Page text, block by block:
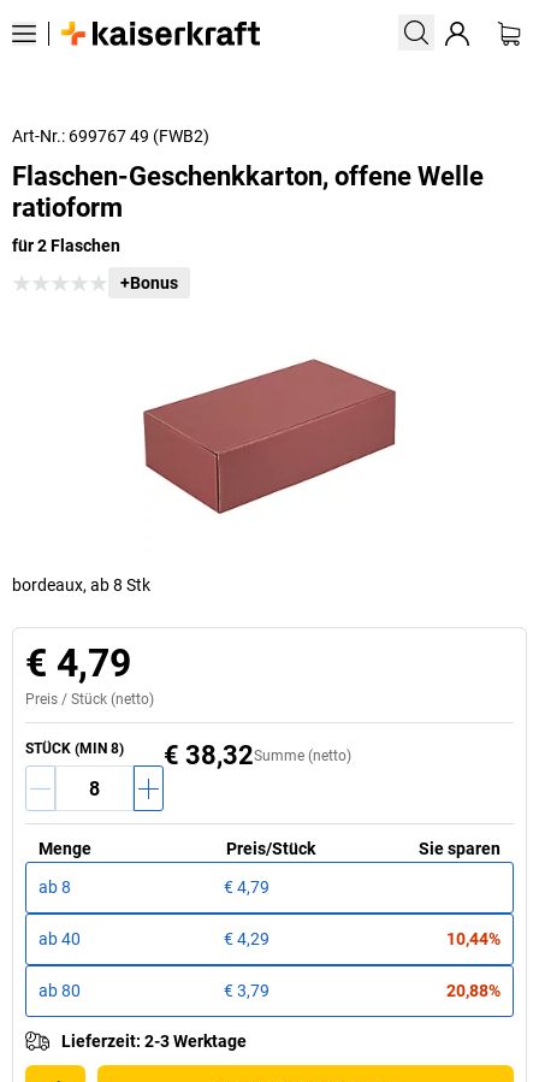
Art-Nr.: 699767 49 (FWB2)
Flaschen-Geschenkkarton, offene Welle
ratioform
für 2 Flaschen
+Bonus
bordeaux, ab 8 Stk
€ 4,79
Preis / Stück (netto)
STÜCK (MIN 8) Summe (netto)
€ 38,32
Menge Preis/Stück
Sie sparen
ab8 € 4,79
ab40 € 4,29 10,44%
ab80 € 3,79 20,88%
Lieferzeit: 2-3 Werktage